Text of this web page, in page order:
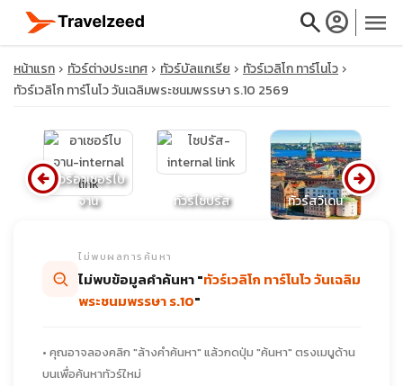
searchaccount_circle menu
close
search
หน้าแรก ทัวร์ต่างประเทศ ทัวร์บัลแกเรีย
ทัวร์เวลิโก ทาร์โนโว
ทัวร์เวลิโก ทาร์โนโว วันเฉลิมพระชนมพรรษา ร.10 2569
ทัวร์อาเซอร์ไบ
จาน
ทัวร์ไซปรัส ทัวร์สวีเดน
arrow_circle_left arrow_circle_right
ไม่พบผลการค้นหา
ไม่พบข้อมูลคำค้นหา "ทัวร์เวลิโก ทาร์โนโว วันเฉลิม
พระชนมพรรษา ร.10"
• คุณอาจลองคลิก "ล้างคำค้นหา" แล้วกดปุ่ม "ค้นหา" ตรงเมนูด้าน
บนเพื่อค้นหาทัวร์ใหม่